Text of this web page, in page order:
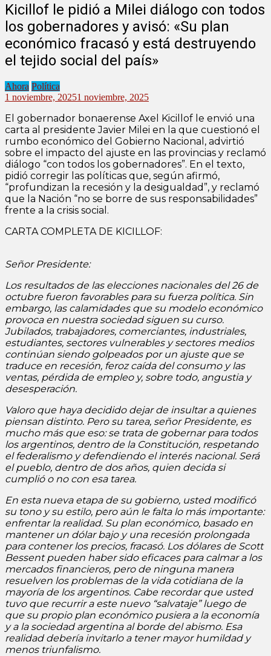
Kicillof le pidió a Milei diálogo con todos
los gobernadores y avisó: «Su plan
económico fracasó y está destruyendo
el tejido social del país»
Ahora Política
1 noviembre, 20251 noviembre, 2025
El gobernador bonaerense Axel Kicillof le envió una
carta al presidente Javier Milei en la que cuestionó el
rumbo económico del Gobierno Nacional, advirtió
sobre el impacto del ajuste en las provincias y reclamó
diálogo “con todos los gobernadores”. En el texto,
pidió corregir las políticas que, según afirmó,
“profundizan la recesión y la desigualdad”, y reclamó
que la Nación “no se borre de sus responsabilidades”
frente a la crisis social.
CARTA COMPLETA DE KICILLOF:
Señor Presidente:
Los resultados de las elecciones nacionales del 26 de
octubre fueron favorables para su fuerza política. Sin
embargo, las calamidades que su modelo económico
provoca en nuestra sociedad siguen su curso.
Jubilados, trabajadores, comerciantes, industriales,
estudiantes, sectores vulnerables y sectores medios
continúan siendo golpeados por un ajuste que se
traduce en recesión, feroz caída del consumo y las
ventas, pérdida de empleo y, sobre todo, angustia y
desesperación.
Valoro que haya decidido dejar de insultar a quienes
piensan distinto. Pero su tarea, señor Presidente, es
mucho más que eso: se trata de gobernar para todos
los argentinos, dentro de la Constitución, respetando
el federalismo y defendiendo el interés nacional. Será
el pueblo, dentro de dos años, quien decida si
cumplió o no con esa tarea.
En esta nueva etapa de su gobierno, usted modificó
su tono y su estilo, pero aún le falta lo más importante:
enfrentar la realidad. Su plan económico, basado en
mantener un dólar bajo y una recesión prolongada
para contener los precios, fracasó. Los dólares de Scott
Bessent pueden haber sido eficaces para calmar a los
mercados financieros, pero de ninguna manera
resuelven los problemas de la vida cotidiana de la
mayoría de los argentinos. Cabe recordar que usted
tuvo que recurrir a este nuevo “salvataje” luego de
que su propio plan económico pusiera a la economía
y a la sociedad argentina al borde del abismo. Esa
realidad debería invitarlo a tener mayor humildad y
menos triunfalismo.